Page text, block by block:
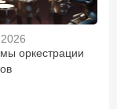
оркестрации